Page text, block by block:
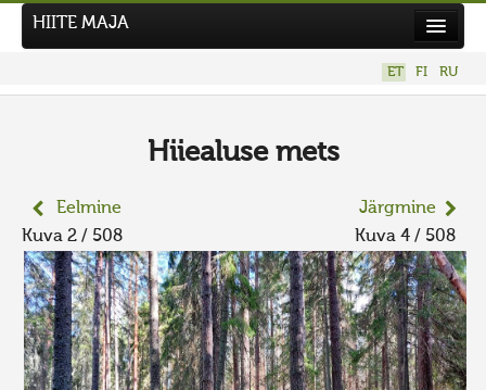
Tegutse
Kuvavõistlused
UUS KUVAVÕISTLUS
Hiite kuvavõistlus 2026
HIITE MAJA
ET FI RU
Hiiealuse mets
Eelmine
Kuva 2 / 508
Järgmine
Kuva 4 / 508